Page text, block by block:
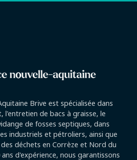
Brive est spécialisée dans
l'entretien de bacs à graisse, le
de fosses septiques, dans
industriels et pétroliers, ainsi que
déchets en Corrèze et Nord du
d'expérience, nous garantissons